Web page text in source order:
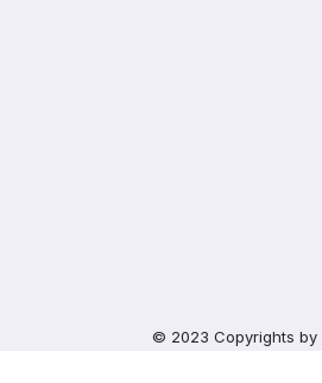
© 2023 Copyrights by